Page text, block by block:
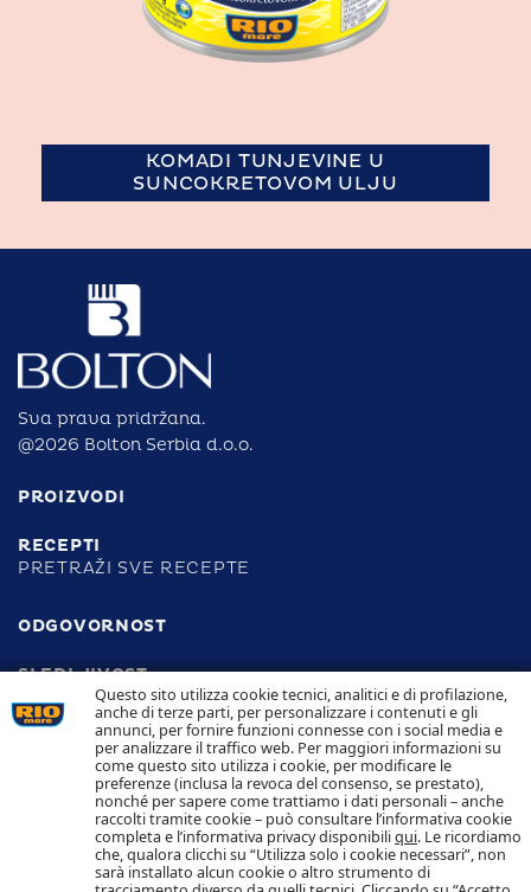
Questo sito utilizza cookie tecnici, analitici e di profilazione,
anche di terze parti, per personalizzare i contenuti e gli
annunci, per fornire funzioni connesse con i social media e
per analizzare il traffico web. Per maggiori informazioni su
come questo sito utilizza i cookie, per modificare le
preferenze (inclusa la revoca del consenso, se prestato),
nonché per sapere come trattiamo i dati personali – anche
raccolti tramite cookie – può consultare l’informativa cookie
completa e l’informativa privacy disponibiliqui. Le ricordiamo
che, qualora clicchi su “Utilizza solo i cookie necessari”, non
sarà installato alcun cookie o altro strumento di
KOMADI TUNJEVINE U
SUNCOKRETOVOM ULJU
Sva prava pridržana.
@2026 Bolton Serbia d.o.o.
PROIZVODI
RECEPTI
PRETRAŽI SVE RECEPTE
ODGOVORNOST
SLEDLJIVOST
KONTAKT
POLITIKA PRIVATNOSTI
POLITIKA KOLAČIĆA
Pratite nas